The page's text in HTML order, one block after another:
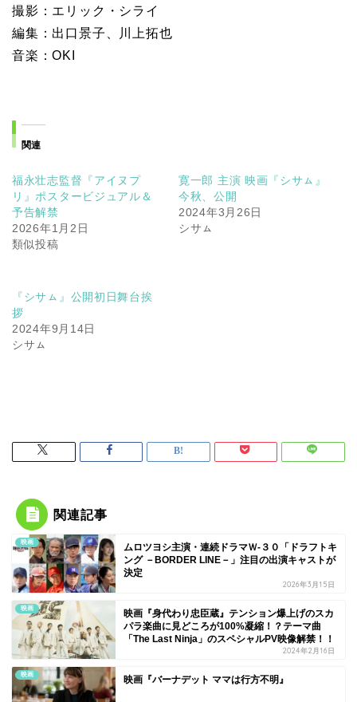
撮影：エリック・シライ
編集：出口景子、川上拓也
音楽：OKI
関連
福永壮志監督『アイヌプ
リ』ポスタービジュアル＆
予告解禁
2026年1月2日
類似投稿
寛一郎 主演 映画『シサㇺ』
今秋、公開
2024年3月26日
シサㇺ
『シサㇺ』公開初日舞台挨
拶
2024年9月14日
シサㇺ
関連記事
映画
ムロツヨシ主演・連続ドラマＷ-３０「ドラフトキ
ング －BORDER LINE－」注目の出演キャストが
決定
2026年3月15日
映画
映画『身代わり忠臣蔵』テンション爆上げのスカ
パラ楽曲に見どころが100%凝縮！？テーマ曲
「The Last Ninja」のスペシャルPV映像解禁！！
2024年2月16日
映画 映画『バーナデット ママは行方不明』